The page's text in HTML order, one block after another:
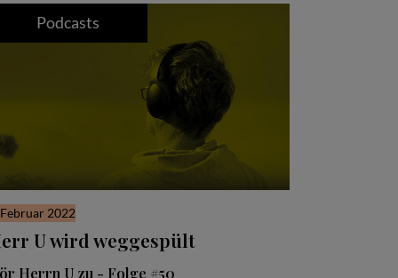
Podcasts
2022
U wird weggespült
Herrn U zu - Folge #50